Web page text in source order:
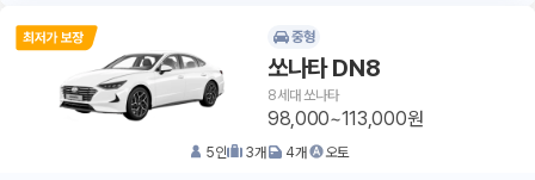
중형
쏘나타 DN8
8세대 쏘나타
98,000~113,000원
5인 3개 4개 오토